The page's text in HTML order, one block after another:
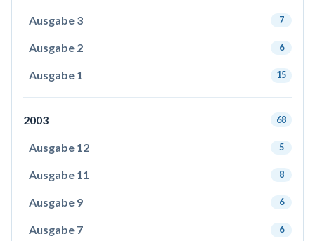
Ausgabe 3 7
Ausgabe 2 6
Ausgabe 1 15
2003 68
Ausgabe 12 5
Ausgabe 11 8
Ausgabe 9 6
Ausgabe 7 6